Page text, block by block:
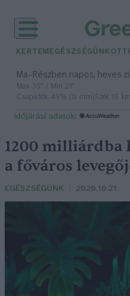
KERTEM EGÉSZSÉGÜNK
Ma– Részben napos, heves
Max 35° / Min 21°
Csapadék: 49% (0 mm)Szél: 15
időjárási adatok:
1200 milliárdba
a főváros
EGÉSZSÉGÜNK 2020.10.21